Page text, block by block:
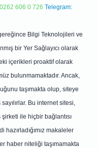
606 0 726 Telegram:
Bilgi Teknolojileri ve
bir Yer Sağlayıcı olarak
içerikleri proaktif olarak
bulunmamaktadır. Ancak,
taşımakta olup, siteye
Bu internet sitesi,
ile hiçbir bağlantısı
hazırladığımız makaleler
haber niteliği taşımamakta